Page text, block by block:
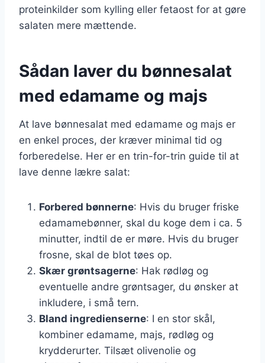
proteinkilder som kylling eller fetaost for at gøre
salaten mere mættende.
Sådan laver du bønnesalat
med edamame og majs
At lave bønnesalat med edamame og majs er
en enkel proces, der kræver minimal tid og
forberedelse. Her er en trin-for-trin guide til at
lave denne lækre salat:
Forbered bønnerne: Hvis du bruger friske
edamamebønner, skal du koge dem i ca. 5
minutter, indtil de er møre. Hvis du bruger
frosne, skal de blot tøes op.
Skær grøntsagerne: Hak rødløg og
eventuelle andre grøntsager, du ønsker at
inkludere, i små tern.
Bland ingredienserne: I en stor skål,
kombiner edamame, majs, rødløg og
krydderurter. Tilsæt olivenolie og